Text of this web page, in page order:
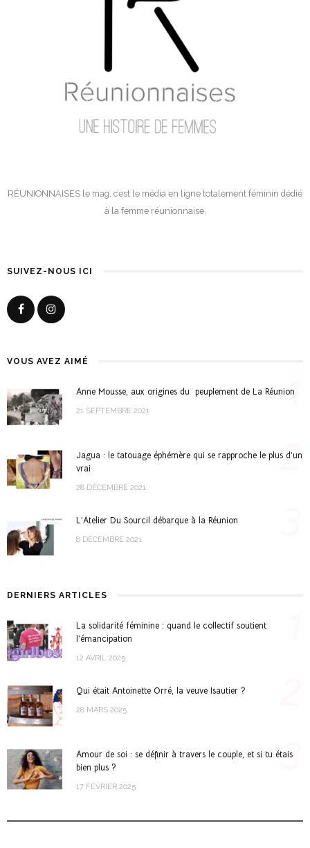
RÉUNIONNAISES le mag, c’est le média en ligne totalement féminin dédié
à la femme réunionnaise.
SUIVEZ-NOUS ICI
VOUS AVEZ AIMÉ
Anne Mousse, aux origines du peuplement de La Réunion
21 SEPTEMBRE 2021 1
Jagua : le tatouage éphémère qui se rapproche le plus d’un
vrai
28 DÉCEMBRE 2021
2
L’Atelier Du Sourcil débarque à la Réunion
8 DÉCEMBRE 2021
DERNIERS ARTICLES
La solidarité féminine : quand le collectif soutient
l’émancipation
12 AVRIL 2025
Qui était Antoinette Orré, la veuve Isautier ?
28 MARS 2025
Amour de soi : se définir à travers le couple, et si tu étais
bien plus ?
17 FÉVRIER 2025
3